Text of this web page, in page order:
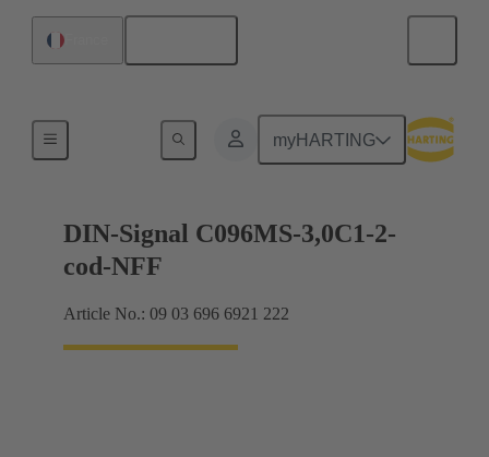
myHARTING
Raccordement carte mère à carte fille
DIN-Signal C096MS-3,0C1-2-
cod-NFF
Article No.: 09 03 696 6921 222